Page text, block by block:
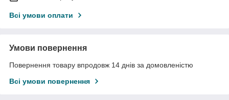
Всі умови оплати
Умови повернення
Повернення товару впродовж 14 днів за домовленістю
Всі умови повернення